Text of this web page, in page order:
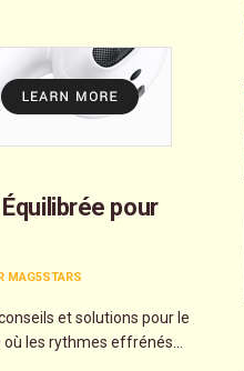
pour
MAG5STARS
et solutions pour le
les rythmes effrénés...